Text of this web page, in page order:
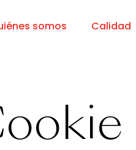
somos Calidad